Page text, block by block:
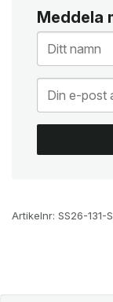
Meddela
Artikelnr: SS26-131-